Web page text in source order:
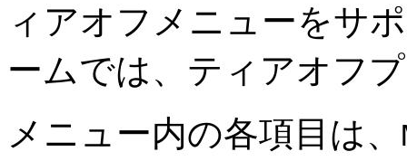
ィアオフメニューをサ
ームでは、ティアオフ
メニュー内の各項目は、